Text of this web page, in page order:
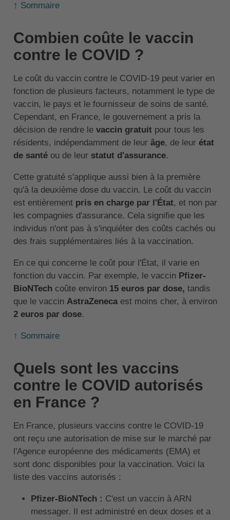
↑ Sommaire
Combien coûte le vaccin
contre le COVID ?
Le coût du vaccin contre le COVID-19 peut varier en
fonction de plusieurs facteurs, notamment le type de
vaccin, le pays et le fournisseur de soins de santé.
Cependant, en France, le gouvernement a pris la
décision de rendre le vaccin gratuitpour tous les
résidents, indépendamment de leur âge, de leur état
de santéou de leur statut d'assurance.
Cette gratuité s'applique aussi bien à la première
qu'à la deuxième dose du vaccin. Le coût du vaccin
est entièrement pris en charge par l'État, et non par
les compagnies d'assurance. Cela signifie que les
individus n'ont pas à s'inquiéter des coûts cachés ou
des frais supplémentaires liés à la vaccination.
En ce qui concerne le coût pour l'État, il varie en
fonction du vaccin. Par exemple, le vaccinPfizer-
BioNTechcoûte environ 15 euros par dose, tandis
que le vaccin AstraZeneca est moins cher, à environ
2 euros par dose.
↑ Sommaire
Quels sont les vaccins
contre le COVID autorisés
en France ?
En France, plusieurs vaccins contre le COVID-19
ont reçu une autorisation de mise sur le marché par
l'Agence européenne des médicaments (EMA) et
sont donc disponibles pour la vaccination. Voici la
liste des vaccins autorisés :
Pfizer-BioNTech : C'est un vaccin à ARN
messager. Il est administré en deux doses et a